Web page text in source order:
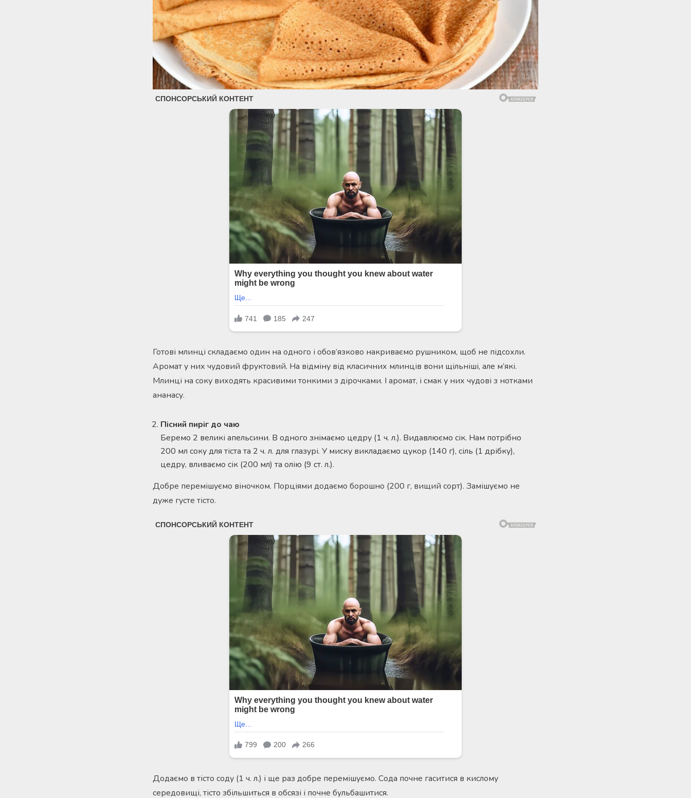
Готові млинці складаємо один на одного і обов’язково накриваємо рушником, щоб не підсохли.
Аромат у них чудовий фруктовий. На відміну від класичних млинців вони щільніші, але м’які.
Млинці на соку виходять красивими тонкими з дірочками. І аромат, і смак у них чудові з нотками
ананасу.
Пісний пиріг до чаю
Беремо 2 великі апельсини. В одного знімаємо цедру (1 ч. л.). Видавлюємо сік. Нам потрібно
200 мл соку для тіста та 2 ч. л. для глазурі. У миску викладаємо цукор (140 г), сіль (1 дрібку),
цедру, вливаємо сік (200 мл) та олію (9 ст. л.).
Добре перемішуємо віночком. Порціями додаємо борошно (200 г, вищий сорт). Замішуємо не
дуже густе тісто.
Додаємо в тісто соду (1 ч. л.) і ще раз добре перемішуємо. Сода почне гаситися в кислому
середовищі, тісто збільшиться в обсязі і почне бульбашитися.